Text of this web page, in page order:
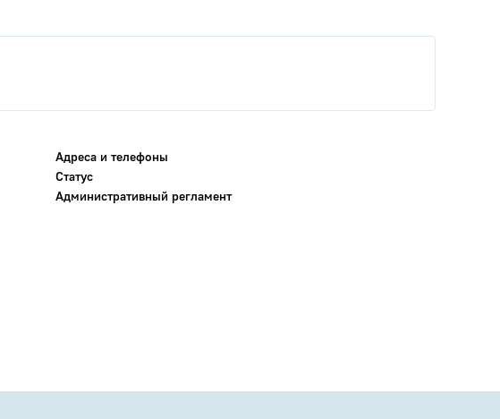
Адреса и телефоны
Статус
Административный регламент